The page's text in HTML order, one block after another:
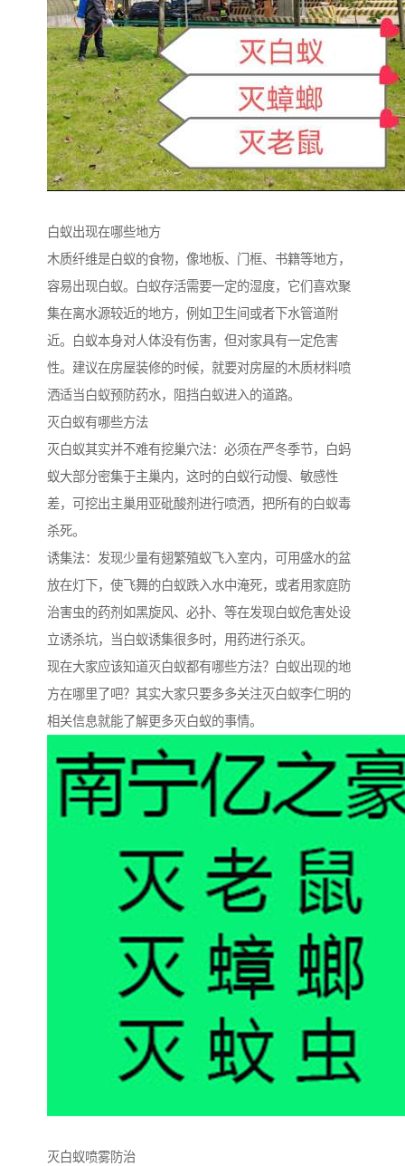
白蚁出现在哪些地方
木质纤维是白蚁的食物，像地板、门框、书籍等地方，
容易出现白蚁。白蚁存活需要一定的湿度，它们喜欢聚
集在离水源较近的地方，例如卫生间或者下水管道附
近。白蚁本身对人体没有伤害，但对家具有一定危害
性。建议在房屋装修的时候，就要对房屋的木质材料喷
洒适当白蚁预防药水，阻挡白蚁进入的道路。
灭白蚁有哪些方法
灭白蚁其实并不难有挖巢穴法：必须在严冬季节，白蚂
蚁大部分密集于主巢内，这时的白蚁行动慢、敏感性
差，可挖出主巢用亚砒酸剂进行喷洒，把所有的白蚁毒
杀死。
诱集法：发现少量有翅繁殖蚁飞入室内，可用盛水的盆
放在灯下，使飞舞的白蚁跌入水中淹死，或者用家庭防
治害虫的药剂如黑旋风、必扑、等在发现白蚁危害处设
立诱杀坑，当白蚁诱集很多时，用药进行杀灭。
现在大家应该知道灭白蚁都有哪些方法？白蚁出现的地
方在哪里了吧？其实大家只要多多关注灭白蚁李仁明的
相关信息就能了解更多灭白蚁的事情。
灭白蚁喷雾防治